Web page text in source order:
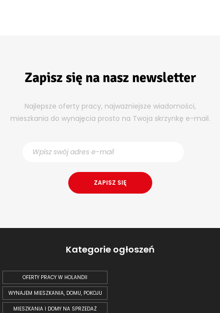
Zapisz się na nasz newsletter
Najlepsze oferty pracy, najważniejsze wiadomości,
mieszkania do wynajęcia prosto na Twoja skrzynkę e-mail.
Kategorie ogłoszeń
OFERTY PRACY W HOLANDII
WYNAJEM MIESZKANIA, DOMU, POKOJU
MIESZKANIA I DOMY NA SPRZEDAŻ